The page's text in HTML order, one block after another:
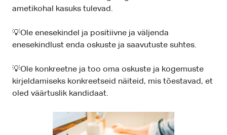
ametikohal kasuks tulevad.
💡Ole enesekindel ja positiivne ja väljenda
enesekindlust enda oskuste ja saavutuste suhtes.
💡Ole konkreetne ja too oma oskuste ja kogemuste
kirjeldamiseks konkreetseid näiteid, mis tõestavad, et
oled väärtuslik kandidaat.